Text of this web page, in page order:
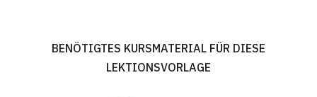
BENÖTIGTES KURSMATERIAL FÜR DIESE
LEKTIONSVORLAGE